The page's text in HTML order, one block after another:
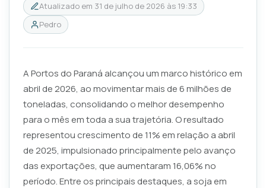
Atualizado em 31 de julho de 2026 às 19:33
Pedro
A Portos do Paraná alcançou um marco histórico em
abril de 2026, ao movimentar mais de 6 milhões de
toneladas, consolidando o melhor desempenho
para o mês em toda a sua trajetória. O resultado
representou crescimento de 11% em relação a abril
de 2025, impulsionado principalmente pelo avanço
das exportações, que aumentaram 16,06% no
período. Entre os principais destaques, a soja em